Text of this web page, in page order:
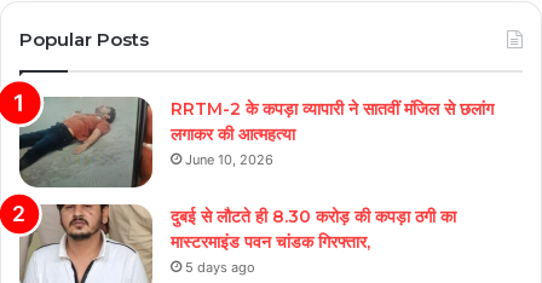
Popular Posts
RRTM-2 के कपड़ा व्यापारी ने सातवीं मंजिल से छलांग
लगाकर की आत्महत्या
June 10, 2026
दुबई से लौटते ही 8.30 करोड़ की कपड़ा ठगी का
मास्टरमाइंड पवन चांडक गिरफ्तार,
5 days ago